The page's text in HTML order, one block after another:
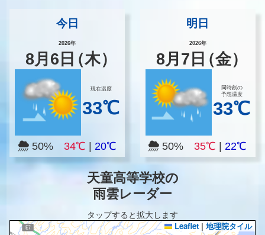
今日
2026年
8月 6 日（木）
現在温度
33℃
50% 34℃ 20℃
明日
2026年
8月 7 日（金）
同時刻の
予想温度
33℃
50% 35℃ |22℃
天童高等学校の
雨雲レーダー
タップすると拡大します
Leaflet | 地理院タイル